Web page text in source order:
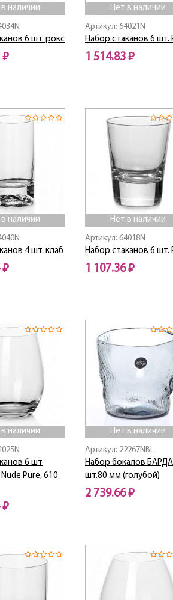
наличии
6 шт. рокс
₽
Нет в наличии
Артикул: 64021N
Набор стаканов 6 шт.
1 514.83 ₽
наличии
4 шт. клаб
₽
Нет в наличии
Артикул: 64018N
Набор стаканов 6 шт.
1 107.36 ₽
наличии
6 шт
Pure, 610
₽
Нет в наличии
Артикул: 22267NBL
Набор бокалов
шт.80 мм (голубой)
2 739.66 ₽